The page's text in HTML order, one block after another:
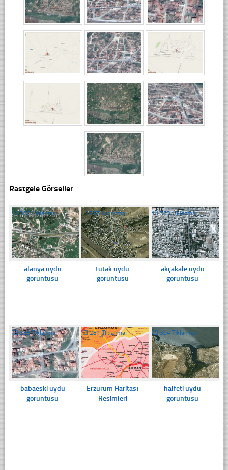
Rastgele Görseller
☐380 Tıklanma
alanya uydu
görüntüsü
☐295 Tıklanma
tutak uydu
görüntüsü
☐373 Tıklanma
akçakale uydu
görüntüsü
☐385 Tıklanma
babaeski uydu
görüntüsü
☐281 Tıklanma
Erzurum Haritası
Resimleri
☐ 304 Tıklanma
halfeti uydu
görüntüsü